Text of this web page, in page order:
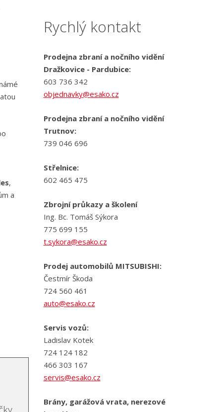
,
a
Rychlý kontakt
Prodejna zbraní a nočního vidění
Dražkovice - Pardubice:
603 736 342
objednavky@esako.cz
Prodejna zbraní a nočního vidění
Trutnov:
739 046 696
Střelnice:
602 465 475
Zbrojní průkazy a školení
Ing. Bc. Tomáš Sýkora
775 699 155
t.sykora@esako.cz
Prodej automobilů MITSUBISHI:
Čestmír Škoda
724 560 461
auto@esako.cz
Servis vozů:
Ladislav Kotek
724 124 182
466 303 167
servis@esako.cz
Brány, garážová vrata, nerezové